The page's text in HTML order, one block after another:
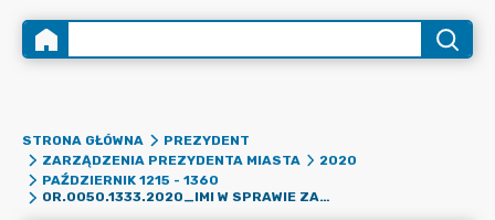
STRONA GŁÓWNA
PREZYDENT
ZARZĄDZENIA PREZYDENTA MIASTA
2020
PAŹDZIERNIK 1215 - 1360
OR.0050.1333.2020_IMI W SPRAWIE ZAWARCIA UMOWY Z WYBRANYM WYKONAWCĄ W PRZETARGU NIEOGRANICZONYM NA ZAKUP, DOSTARCZENIE I MONTAŻ URZĄDZEŃ PLACÓW ZABAW W ŻORACH.